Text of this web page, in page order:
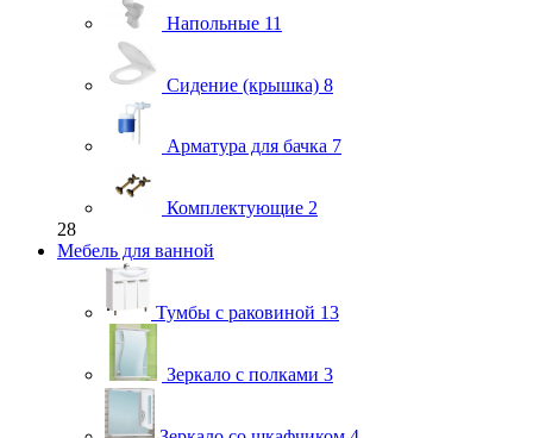
Напольные 11
Сидение (крышка) 8
Арматура для бачка 7
Комплектующие 2
28
Мебель для ванной
Тумбы с раковиной 13
Зеркало с полками 3